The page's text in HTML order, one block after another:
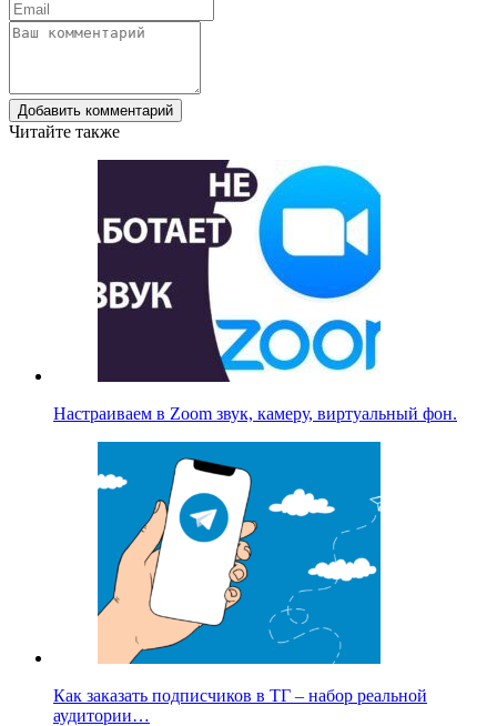
Добавить комментарий
Читайте также
Настраиваем в Zoom звук, камеру, виртуальный фон.
Как заказать подписчиков в ТГ – набор реальной
аудитории…